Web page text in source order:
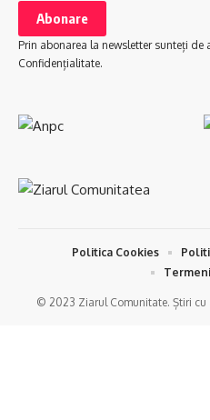
Prin abonarea la newsletter sunteți de
Confidențialitate.
© 2023 Ziarul Comunitate. Știri cu
Politica Cookies